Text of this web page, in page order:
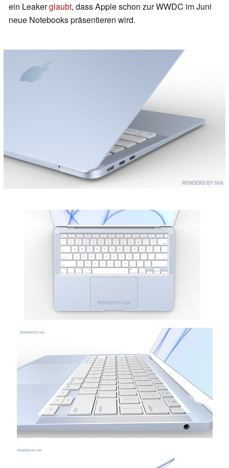
ein Leakerglaubt, dass Apple schon zur WWDC im Juni
neue Notebooks präsentieren wird.